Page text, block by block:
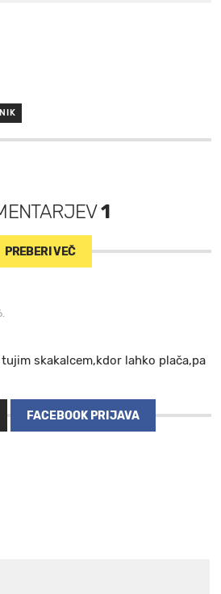
1
PREBERI VEČ
skakalcem,kdor lahko plača,pa
FACEBOOK PRIJAVA